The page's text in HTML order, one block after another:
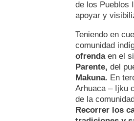
de los Pueblos
apoyar y
Teniendo en
comunidad
ofrendaen el
Parente, del
Makuna. En
Arhuaca – Ijku
de la
Recorrer los